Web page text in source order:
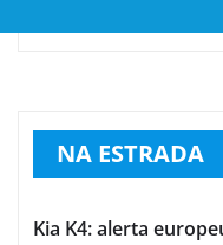
NA ESTRADA
Kia K4: alerta